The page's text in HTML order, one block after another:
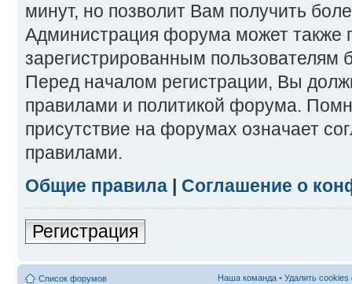
минут, но позволит Вам получить
Администрация форума может также
зарегистрированным пользователям
Перед началом регистрации, Вы
правилами и политикой форума.
присутствие на форумах означает
правилами.
Общие правила
Соглашение о
Регистрация
Список форумов Наша команда • Удалить